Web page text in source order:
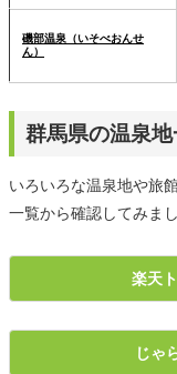
磯部温泉（いそべおんせ
ん）
群馬県の温泉
いろいろな温泉地や旅
一覧から確認してみまし
楽天
じゃ